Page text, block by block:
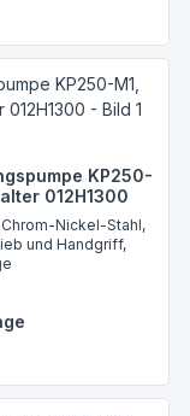
KP250-
012H1300
Nickel-Stahl,
und Handgriff,